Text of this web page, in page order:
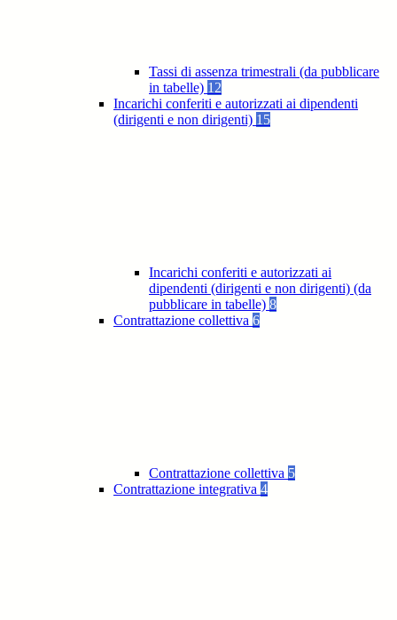
Tassi di assenza trimestrali (da pubblicare
in tabelle) 12
Incarichi conferiti e autorizzati ai dipendenti
(dirigenti e non dirigenti) 15
Incarichi conferiti e autorizzati ai
dipendenti (dirigenti e non dirigenti) (da
pubblicare in tabelle) 8
Contrattazione collettiva 6
Contrattazione collettiva 5
Contrattazione integrativa 4